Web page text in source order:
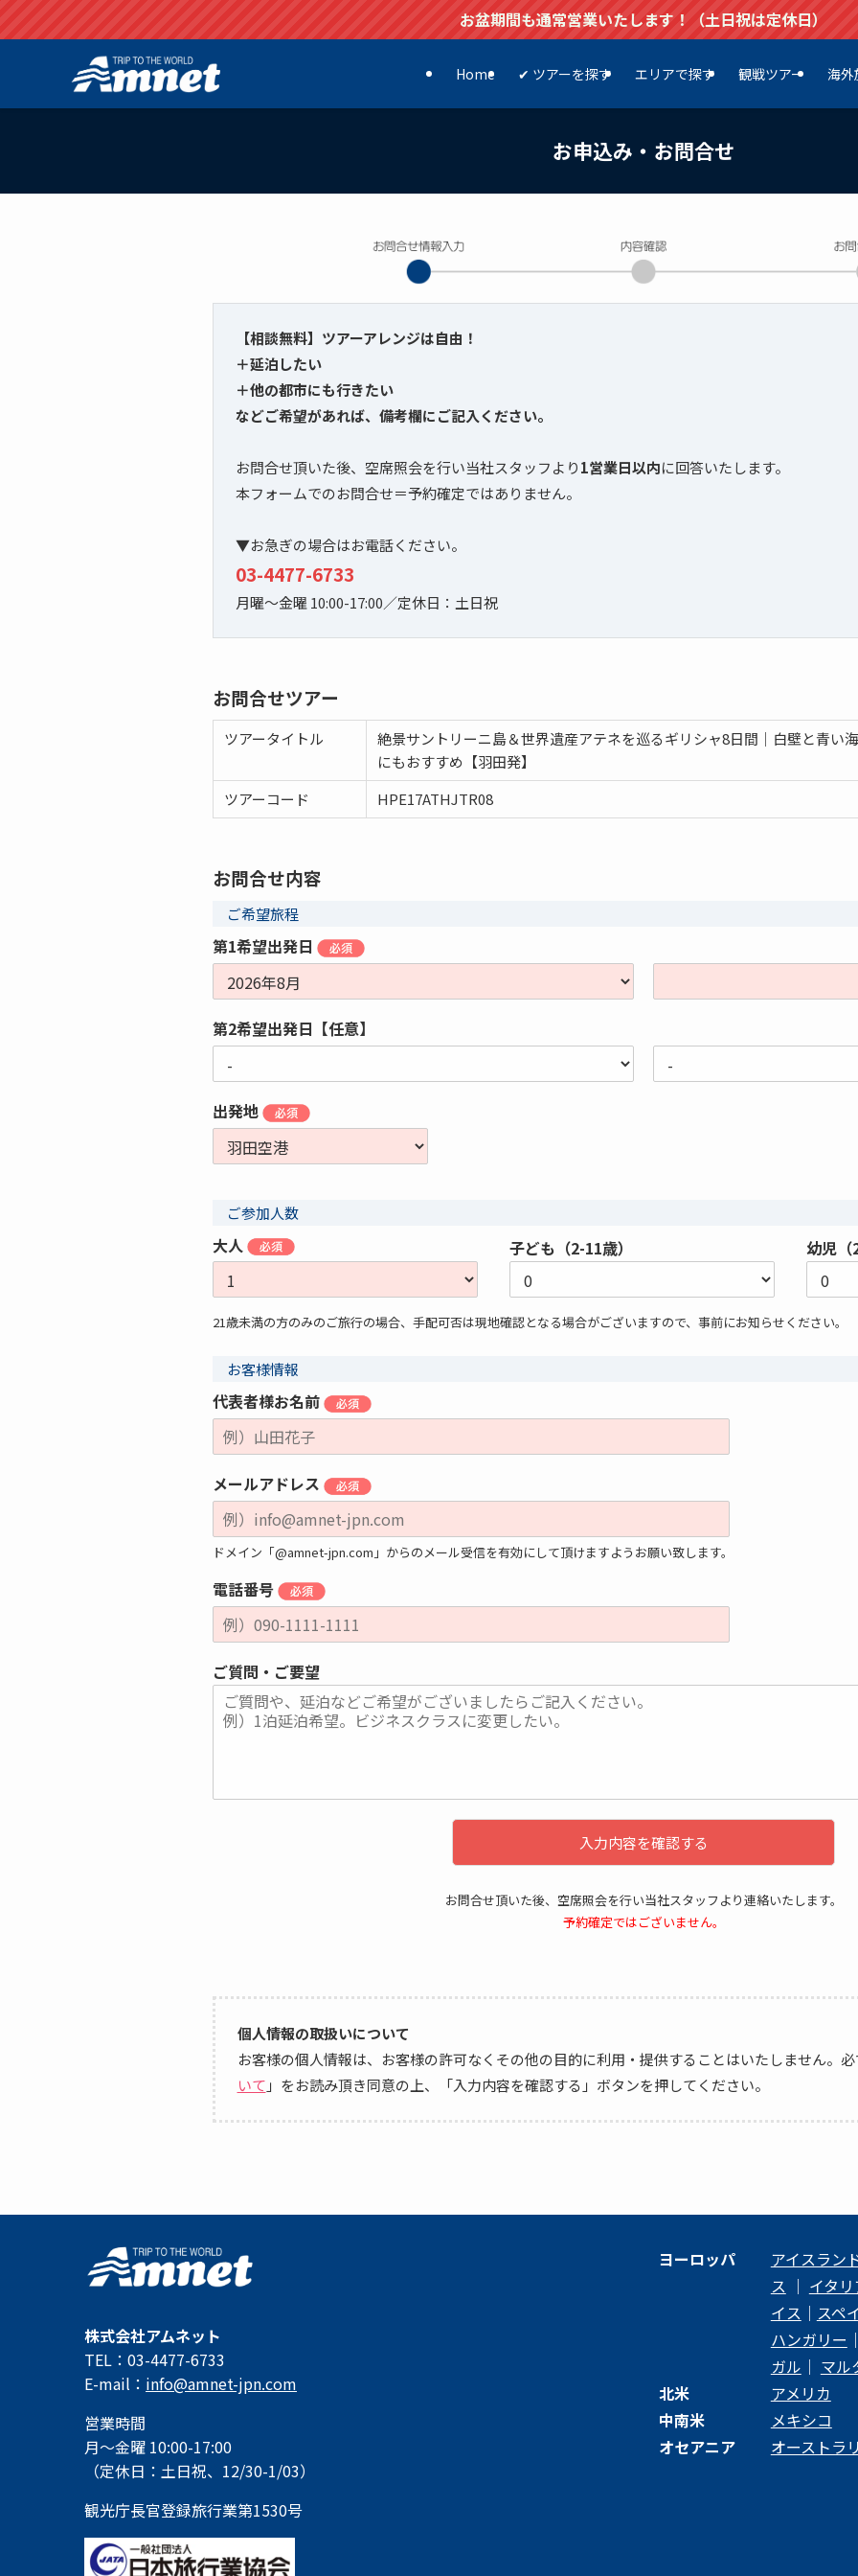
お盆期間も通常営業いたします！（土日祝は定休日）
Home ✔ ツアーを探す エリアで探す 観戦ツアー 海外
お申込み・お問合せ
【相談無料】ツアーアレンジは自由！
＋延泊したい
＋他の都市にも行きたい
などご希望があれば、備考欄にご記入ください。
お問合せ頂いた後、空席照会を行い当社スタッフより1営業日以内に回答いたします。
本フォームでのお問合せ＝予約確定ではありません。
▼お急ぎの場合はお電話ください。
03-4477-6733
月曜～金曜 10:00-17:00／定休日：土日祝
お問合せツアー
ツアータイトル
絶景サントリーニ島＆世界遺産アテネを巡るギリシャ8日間｜白壁と青い
にもおすすめ【羽田発】
ツアーコード
HPE17ATHJTR08
お問合せ内容
ご希望旅程
第1希望出発日
第2希望出発日【任意】
出発地
ご参加人数
大人 子ども（2-11歳） 幼児（
21歳未満の方のみのご旅行の場合、手配可否は現地確認となる場合がございますので、事前にお知らせください。
お客様情報
代表者様お名前
メールアドレス
ドメイン「@amnet-jpn.com」からのメール受信を有効にして頂けますようお願い致します。
電話番号
ご質問・ご要望
入力内容を確認する
お問合せ頂いた後、空席照会を行い当社スタッフより連絡いたします。
予約確定ではございません。
個人情報の取扱いについて
お客様の個人情報は、お客様の許可なくその他の目的に利用・提供することはいたしません。
いて 」をお読み頂き同意の上、「入力内容を確認する」ボタンを押してください。
株式会社アムネット
TEL：03-4477-6733
E-mail： info@amnet-jpn.com
営業時間
月～金曜 10:00-17:00
（定休日：土日祝、12/30-1/03）
観光庁長官登録旅行業第1530号
ヨーロッパ アイスラン
ス ｜ イタリ
イス ｜ スペ
ハンガリー ｜
ガル ｜ マル
北米
アメリカ
中南米
メキシコ
オセアニア
オーストラ